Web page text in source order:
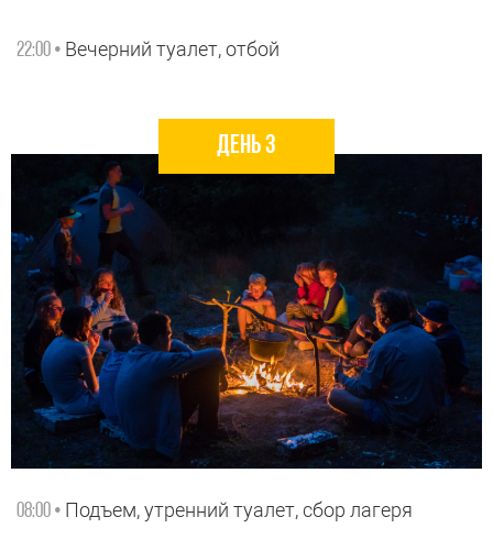
22:00 • Вечерний туалет, отбой
день 3
08:00 • Подъем, утренний туалет, сбор лагеря